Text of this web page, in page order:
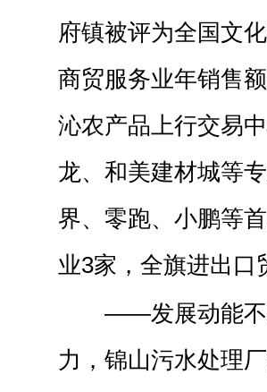
府镇被评为全国文
商贸服务业年销售
沁农产品上行交易
龙、和美建材城等
界、零跑、小鹏等
业3家，全旗进出口
——发展动能不
力，锦山污水处理